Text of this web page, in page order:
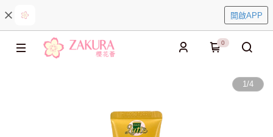
開啟APP
0
1/4